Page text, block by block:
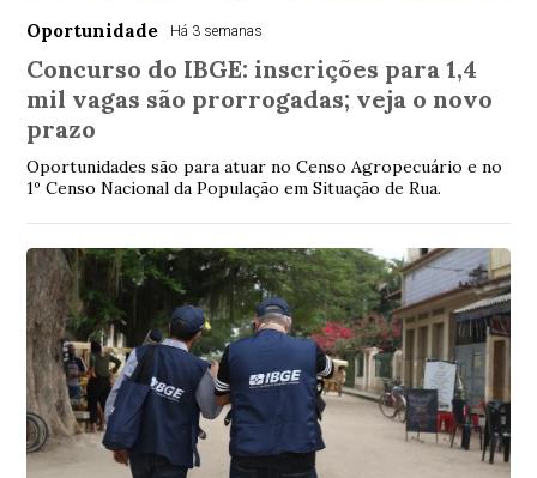
Oportunidade Há 3 semanas
Concurso do IBGE: inscrições para 1,4
mil vagas são prorrogadas; veja o novo
prazo
Oportunidades são para atuar no Censo Agropecuário e no
1º Censo Nacional da População em Situação de Rua.